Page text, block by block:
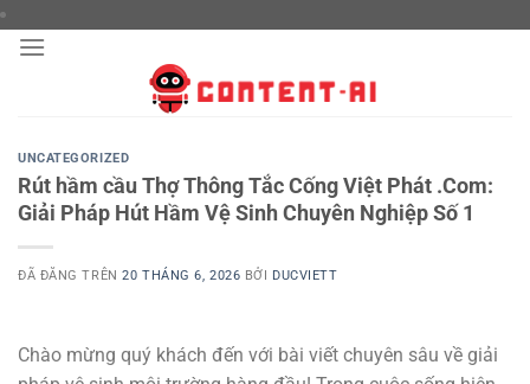
đến
UNCATEGORIZED
Rút hầm cầu Thợ Thông Tắc Cống Việt Phát .Com:
Giải Pháp Hút Hầm Vệ Sinh Chuyên Nghiệp Số 1
ĐÃ ĐĂNG TRÊN20 THÁNG 6, 2026 BỞI DUCVIETT
Chào mừng quý khách đến với bài viết chuyên sâu về giải